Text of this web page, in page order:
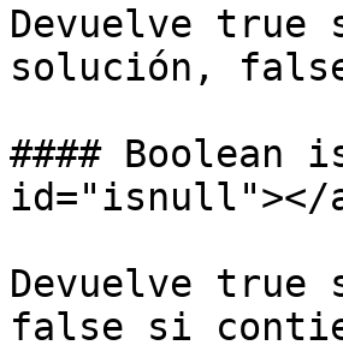
Devuelve
solución,
####
id="isnull"></
Devuelve
false si